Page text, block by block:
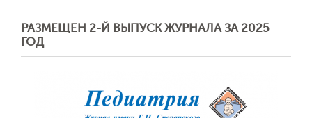
РАЗМЕЩЕН 2-Й ВЫПУСК ЖУРНАЛА ЗА 2025
ГОД